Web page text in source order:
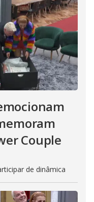
Couple
de dinâmica